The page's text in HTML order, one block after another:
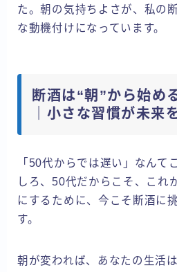
た。朝の気持ちよさが、私の
な動機付けになっています。
断酒は“朝”から始め
｜小さな習慣が未来
「50代からでは遅い」なんて
しろ、50代だからこそ、これ
にするために、今こそ断酒に
す。
朝が変われば、あなたの生活